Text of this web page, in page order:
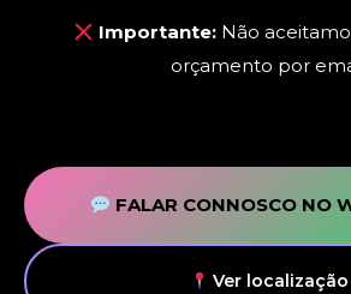
Importante:Não
orçamento por
FALAR CONNOSCO NO
Ver localização